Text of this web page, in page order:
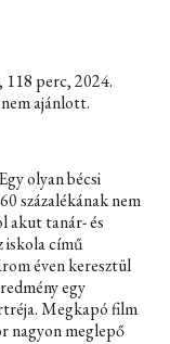
perc, 2024.
ajánlott.
olyan bécsi
százalékának nem
akut tanár- és
iskola című
éven keresztül
egy
Megkapó film
nagyon meglepő